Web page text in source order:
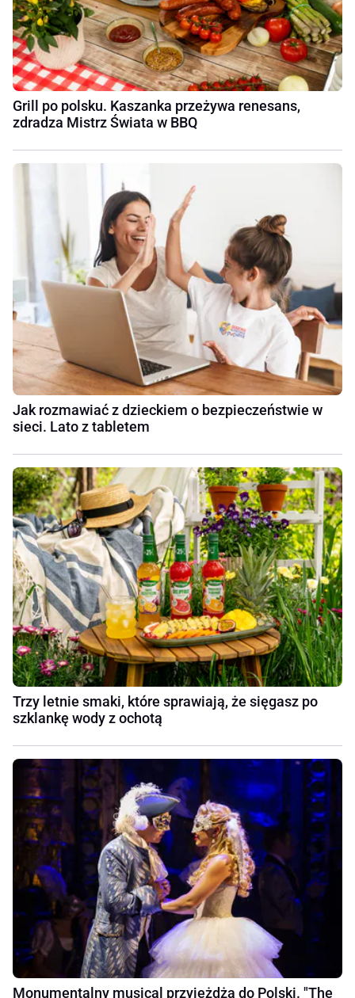
Grill po polsku. Kaszanka przeżywa renesans,
zdradza Mistrz Świata w BBQ
Jak rozmawiać z dzieckiem o bezpieczeństwie w
sieci. Lato z tabletem
Trzy letnie smaki, które sprawiają, że sięgasz po
szklankę wody z ochotą
Monumentalny musical przyjeżdża do Polski. "The